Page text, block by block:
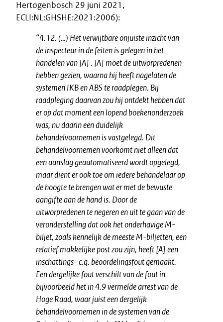
Hertogenbosch 29 juni 2021,
ECLI:NL:GHSHE:2021:2006):
“4.12. (…) Het verwijtbare onjuiste inzicht van
de inspecteur in de feiten is gelegen in het
handelen van [A] . [A] moet de uitworpredenen
hebben gezien, waarna hij heeft nagelaten de
systemen IKB en ABS te raadplegen. Bij
raadpleging daarvan zou hij ontdekt hebben dat
er op dat moment een lopend boekenonderzoek
was, nu daarin een duidelijk
behandelvoornemen is vastgelegd. Dit
behandelvoornemen voorkomt niet alleen dat
een aanslag geautomatiseerd wordt opgelegd,
maar dient er ook toe om iedere behandelaar op
de hoogte te brengen wat er met de bewuste
aangifte aan de hand is. Door de
uitworpredenen te negeren en uit te gaan van de
veronderstelling dat ook het onderhavige M-
biljet, zoals kennelijk de meeste M-biljetten, een
relatief makkelijke post zou zijn, heeft [A] een
inschattings- c.q. beoordelingsfout gemaakt.
Een dergelijke fout verschilt van de fout in
bijvoorbeeld het in 4.9 vermelde arrest van de
Hoge Raad, waar juist een dergelijk
behandelvoornemen in de systemen van de